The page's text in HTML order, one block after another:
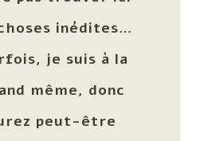
inédites…
je suis à la
même, donc
peut-être